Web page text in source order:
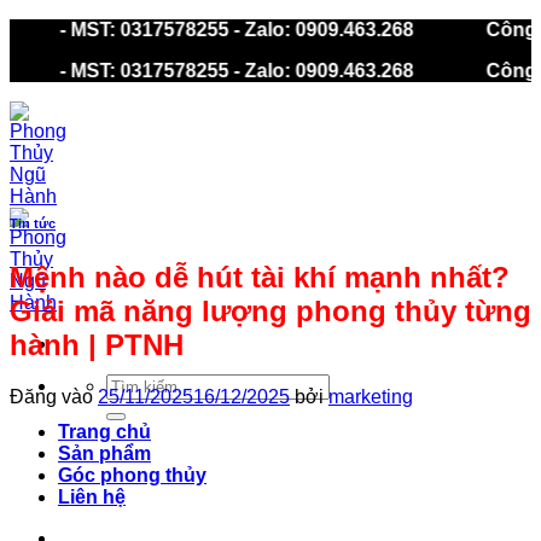
Hành - MST: 0317578255 - Zalo: 0909.463.268
Hành - MST: 0317578255 - Zalo: 0909.463.268
Tìm
kiếm:
Trang chủ
Sản phẩm
Góc phong thủy
Liên hệ
Tin tức
Mệnh nào dễ hút tài khí mạnh nhất?
Giải mã năng lượng phong thủy từng
hành | PTNH
Đăng vào 25/11/202516/12/2025 bởimarketing